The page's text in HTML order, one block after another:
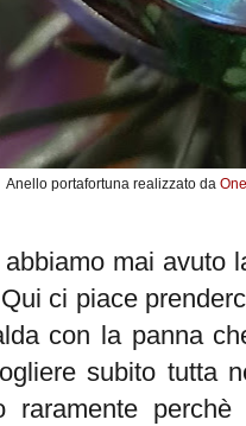
Anello portafortuna realizzato da
abbiamo mai avuto
ci piace
con la panna
subito tutta
raramente